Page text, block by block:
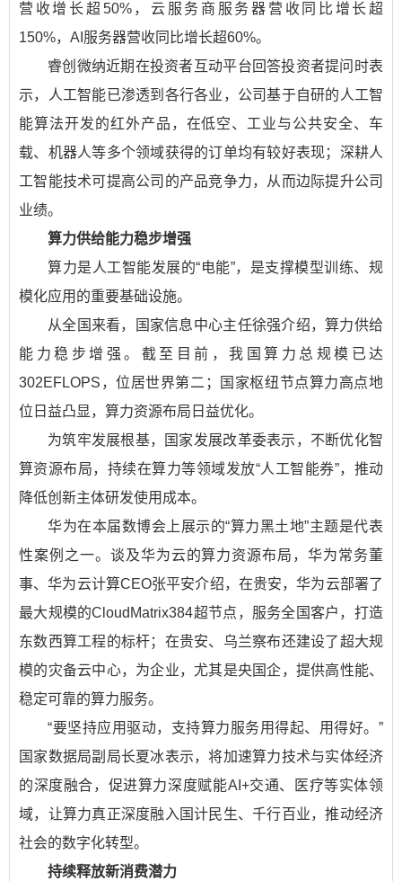
营收增长超50%，云服务商服务器营收同比增长超
150%，AI服务器营收同比增长超60%。
睿创微纳近期在投资者互动平台回答投资者提问时表
示，人工智能已渗透到各行各业，公司基于自研的人工智
能算法开发的红外产品，在低空、工业与公共安全、车
载、机器人等多个领域获得的订单均有较好表现；深耕人
工智能技术可提高公司的产品竞争力，从而边际提升公司
业绩。
算力供给能力稳步增强
算力是人工智能发展的“电能”，是支撑模型训练、规
模化应用的重要基础设施。
从全国来看，国家信息中心主任徐强介绍，算力供给
能力稳步增强。截至目前，我国算力总规模已达
302EFLOPS，位居世界第二；国家枢纽节点算力高点地
位日益凸显，算力资源布局日益优化。
为筑牢发展根基，国家发展改革委表示，不断优化智
算资源布局，持续在算力等领域发放“人工智能券”，推动
降低创新主体研发使用成本。
华为在本届数博会上展示的“算力黑土地”主题是代表
性案例之一。谈及华为云的算力资源布局，华为常务董
事、华为云计算CEO张平安介绍，在贵安，华为云部署了
最大规模的CloudMatrix384超节点，服务全国客户，打造
东数西算工程的标杆；在贵安、乌兰察布还建设了超大规
模的灾备云中心，为企业，尤其是央国企，提供高性能、
稳定可靠的算力服务。
“要坚持应用驱动，支持算力服务用得起、用得好。”
国家数据局副局长夏冰表示，将加速算力技术与实体经济
的深度融合，促进算力深度赋能AI+交通、医疗等实体领
域，让算力真正深度融入国计民生、千行百业，推动经济
社会的数字化转型。
持续释放新消费潜力